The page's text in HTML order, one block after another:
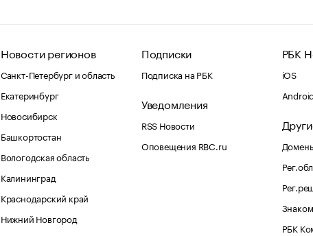
Новости регионов
Санкт-Петербург и область
Екатеринбург
Новосибирск
Башкортостан
Вологодская область
Калининград
Краснодарский край
Нижний Новгород
Подписки
Подписка на РБК
Уведомления
RSS Новости
Оповещения RBC.ru
РБК
iOS
РБК